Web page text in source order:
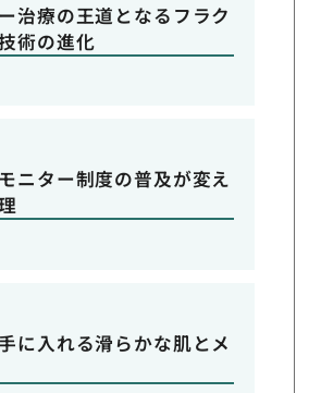
治療の王道となるフラク
術の進化
ニター制度の普及が変え
に入れる滑らかな肌とメ